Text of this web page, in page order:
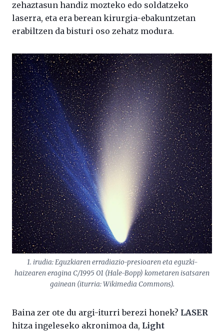
zehaztasun handiz mozteko edo soldatzeko
laserra, eta era berean kirurgia-ebakuntzetan
erabiltzen da bisturi oso zehatz modura.
1. irudia: Eguzkiaren erradiazio-presioaren eta eguzki-
haizearen eragina C/1995 O1 (Hale-Bopp) kometaren isatsaren
gainean (iturria: Wikimedia Commons).
Baina zer ote du argi-iturri berezi honek? LASER
hitza ingeleseko akronimoa da, Light